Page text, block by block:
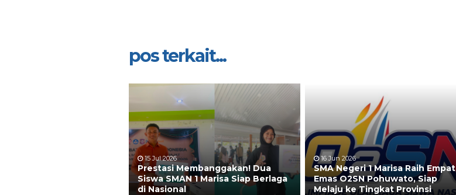
pos terkait...
15 Jul 2026
Prestasi Membanggakan! Dua
Siswa SMAN 1 Marisa Siap Berlaga
di Nasional
16 Jun 2026
SMA Negeri 1 Marisa Raih Empat
Emas O2SN Pohuwato, Siap
Melaju ke Tingkat Provinsi